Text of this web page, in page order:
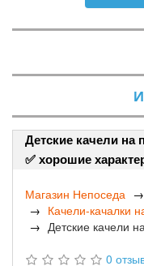
Детские качели
✅ хорошие
Магазин Непоседа
Качели-качалки
Детские качели
0